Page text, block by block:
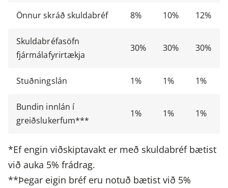
Önnur skráð skuldabréf 8% 10% 12%
Skuldabréfasöfn
fjármálafyrirtækja
30% 30% 30%
Stuðningslán 1% 1% 1%
Bundin innlán í
greiðslukerfum***
1% 1% 1%
*Ef engin viðskiptavakt er með skuldabréf bætist
við auka 5% frádrag.
**Þegar eigin bréf eru notuð bætist við 5%